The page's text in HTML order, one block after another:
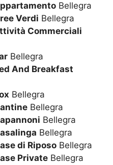
Bellegra
Verdi Bellegra
Commerciali
Bellegra
And Breakfast
Bellegra
Bellegra
Bellegra
Bellegra
di Riposo Bellegra
Private Bellegra